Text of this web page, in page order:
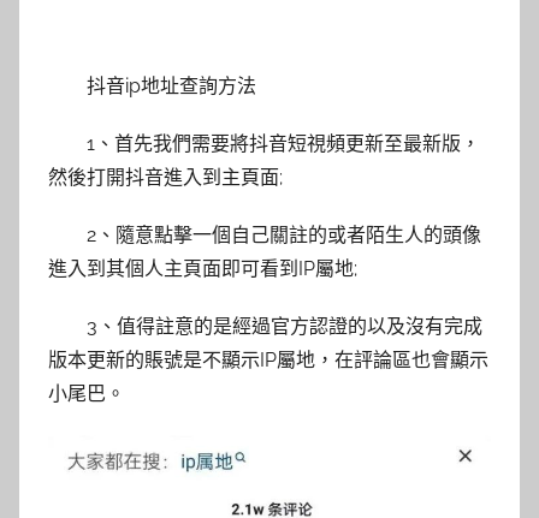
抖音ip地址查詢方法
1、首先我們需要將抖音短視頻更新至最新版，
然後打開抖音進入到主頁面;
2、隨意點擊一個自己關註的或者陌生人的頭像
進入到其個人主頁面即可看到IP屬地;
3、值得註意的是經過官方認證的以及沒有完成
版本更新的賬號是不顯示IP屬地，在評論區也會顯示
小尾巴。